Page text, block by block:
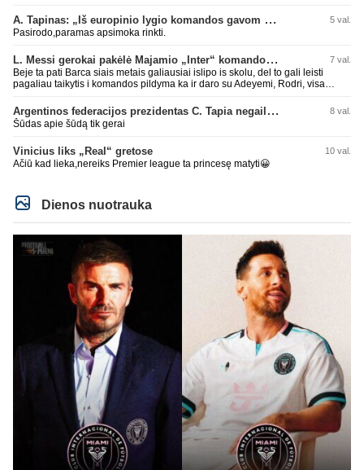
A. Tapinas: „Iš europinio lygio komandos gavom gerų pamokų“ 5 val.
Pasirodo,paramas apsimoka rinkti.
L. Messi gerokai pakėlė Majamio „Inter“ komandos vertę 7 val.
Beje ta pati Barca siais metais galiausiai islipo is skolu, del to gali leisti
pagaliau taikytis i komandos pildyma ka ir daro su Adeyemi, Rodri, visa
Argentinos federacijos prezidentas C. Tapia negailėjo pagyrų G. Infantino 8 val.
Šūdas apie šūdą tik gerai
Vinicius liks „Real“ gretose 10 val.
Ačiū kad lieka,nereiks Premier league ta princesę matyti😀
Dienos nuotrauka